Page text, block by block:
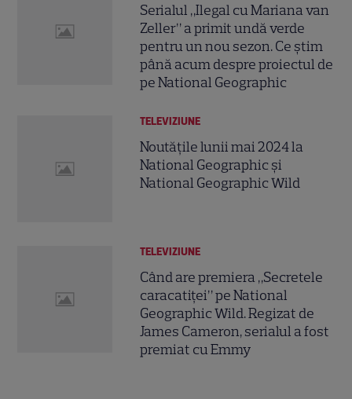
Serialul „Ilegal cu Mariana van
Zeller” a primit undă verde
pentru un nou sezon. Ce știm
până acum despre proiectul de
pe National Geographic
TELEVIZIUNE
Noutățile lunii mai 2024 la
National Geographic și
National Geographic Wild
TELEVIZIUNE
Când are premiera „Secretele
caracatiței” pe National
Geographic Wild. Regizat de
James Cameron, serialul a fost
premiat cu Emmy